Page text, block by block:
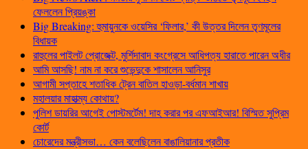
ফেললেন প্রিয়ঙ্কা
Big Breaking: হুমায়ুনকে ওয়েসির ‘ফিলার,’ কী উত্তর দিলেন তৃণমূলের
বিধায়ক
রাহুলের পাইলট প্রোজেক্ট, মুর্শিদাবাদ কংগ্রেসে আধিপত্য হারাতে পারেন অধীর
আমি আসছি! নাম না করে শুভেন্দুকে শাসালেন আনিসুর
আগামী সপ্তাহে শতাধিক ট্রেন বাতিল হাওড়া-বর্ধমান শাখায়
মহালয়ার মাহাত্ম্য কোথায়?
পুলিশ ডায়রির আগেই পোস্টমর্টেম! দাহ করার পর এফআইআর! বিস্মিত সুপ্রিম
কোর্ট
চোরেদের মন্ত্রীসভা… কেন বলেছিলেন বাঙালিয়ানার প্রতীক